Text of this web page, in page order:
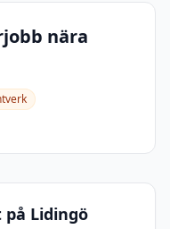
nära
på Lidingö